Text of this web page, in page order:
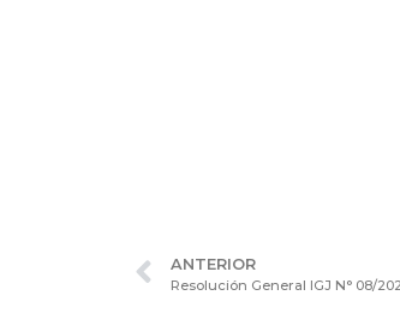
ANTERIOR